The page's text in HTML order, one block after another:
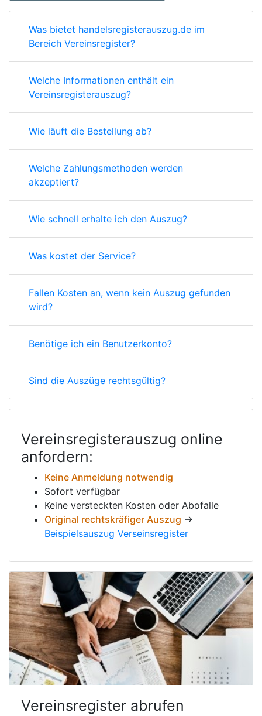
Was bietet handelsregisterauszug.de im
Bereich Vereinsregister?
Welche Informationen enthält ein
Vereinsregisterauszug?
Wie läuft die Bestellung ab?
Welche Zahlungsmethoden werden
akzeptiert?
Wie schnell erhalte ich den Auszug?
Was kostet der Service?
Fallen Kosten an, wenn kein Auszug gefunden
wird?
Benötige ich ein Benutzerkonto?
Sind die Auszüge rechtsgültig?
Vereinsregisterauszug online
anfordern:
Keine Anmeldung notwendig
Sofort verfügbar
Keine versteckten Kosten oder Abofalle
Original rechtskräfiger Auszug →
Beispielsauszug Verseinsregister
Vereinsregister abrufen